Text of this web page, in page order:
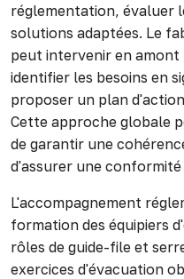
réglementation, évaluer
solutions adaptées. Le
peut intervenir en
identifier les besoins en
proposer un plan
Cette approche globale
de garantir une
d'assurer une conformité
L'accompagnement
formation des équipiers
rôles de guide-file et
exercices d'évacuation